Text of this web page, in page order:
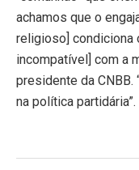
achamos que o
religioso] condiciona
incompatível] com a
presidente da CNBB.
na política partidária”.